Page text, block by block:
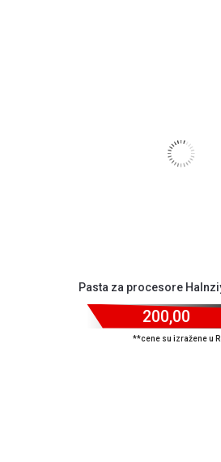
Pasta za procesore
200,00
**cene su izražene u